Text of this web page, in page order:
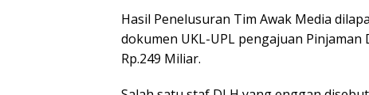
Hasil Penelusuran Tim Awak Media
dokumen UKL-UPL pengajuan Pinjaman
Rp.249 Miliar.